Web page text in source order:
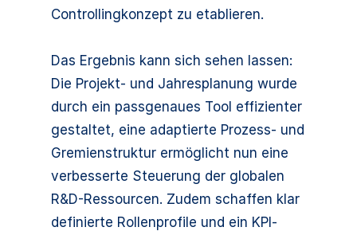
Controllingkonzept zu etablieren.
Das Ergebnis kann sich sehen lassen:
Die Projekt- und Jahresplanung wurde
durch ein passgenaues Tool effizienter
gestaltet, eine adaptierte Prozess- und
Gremienstruktur ermöglicht nun eine
verbesserte Steuerung der globalen
R&D-Ressourcen. Zudem schaffen klar
definierte Rollenprofile und ein KPI-